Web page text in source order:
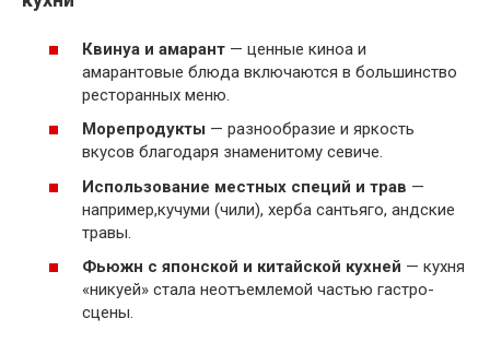
Квинуа и амарант — ценные киноа и
амарантовые блюда включаются в большинство
ресторанных меню.
Морепродукты — разнообразие и яркость
вкусов благодаря знаменитому севиче.
Использование местных специй и трав —
например,кучуми (чили), херба сантьяго, андские
травы.
Фьюжн с японской и китайской кухней — кухня
«никуей» стала неотъемлемой частью гастро-
сцены.